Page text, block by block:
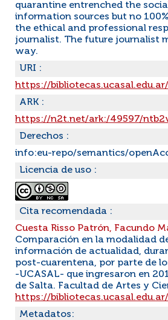
quarantine entrenched the
information sources but no
the ethical and professional
journalist. The future journalist
way.
URI :
https://
ARK :
https://n2t.net/ark:/49597/
Derechos :
info:eu-repo/semantics/
Licencia de uso :
Cita recomendada :
Cuesta Risso Patrón, Facundo
Comparación en la modalidad
información de actualidad,
post-cuarentena, por parte de
-UCASAL- que ingresaron en
de Salta. Facultad de Artes y
https://
Metadatos: